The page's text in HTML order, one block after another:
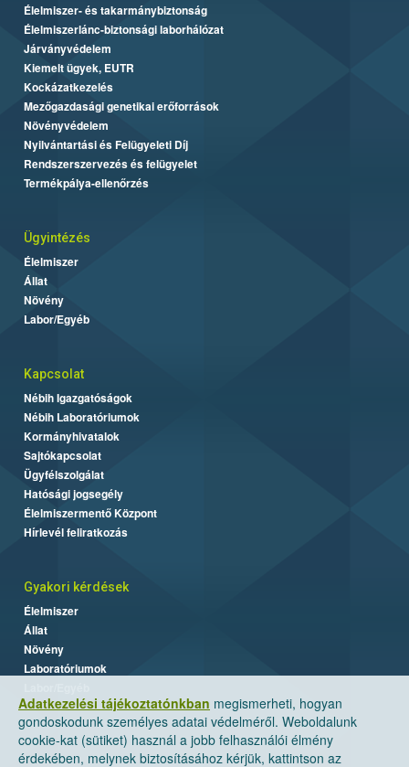
Adatkezelési tájékoztatónkban megismerheti, hogyan
gondoskodunk személyes adatai védelméről. Weboldalunk
cookie-kat (sütiket) használ a jobb felhasználói élmény
érdekében, melynek biztosításához kérjük, kattintson az
Élelmiszer- és takarmánybiztonság
Élelmiszerlánc-biztonsági laborhálózat
Járványvédelem
Kiemelt ügyek, EUTR
Kockázatkezelés
Mezőgazdasági genetikai erőforrások
Növényvédelem
Nyilvántartási és Felügyeleti Díj
Rendszerszervezés és felügyelet
Termékpálya-ellenőrzés
Ügyintézés
Élelmiszer
Állat
Növény
Labor/Egyéb
Kapcsolat
Nébih Igazgatóságok
Nébih Laboratóriumok
Kormányhivatalok
Sajtókapcsolat
Ügyfélszolgálat
Hatósági jogsegély
Élelmiszermentő Központ
Hírlevél feliratkozás
Gyakori kérdések
Élelmiszer
Állat
Növény
Laboratóriumok